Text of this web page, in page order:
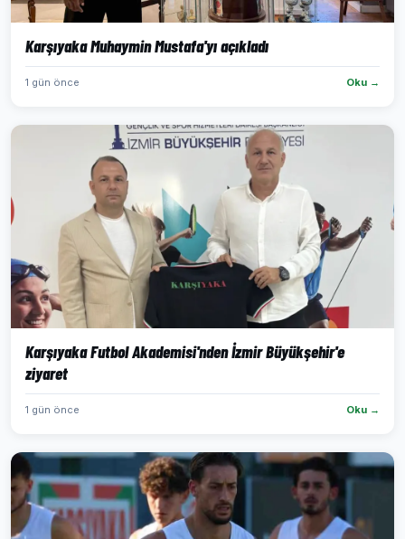
Karşıyaka Muhaymin Mustafa'yı açıkladı
1 gün önce Oku →
Karşıyaka Futbol Akademisi'nden İzmir Büyükşehir'e
ziyaret
1 gün önce Oku →